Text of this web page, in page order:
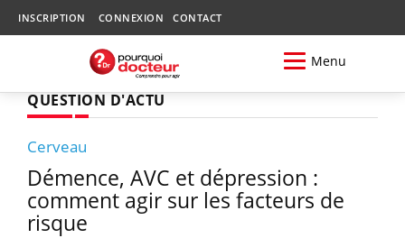
INSCRIPTION CONNEXION CONTACT
Menu
QUESTION D'ACTU
Cerveau
Démence, AVC et dépression :
comment agir sur les facteurs de
risque